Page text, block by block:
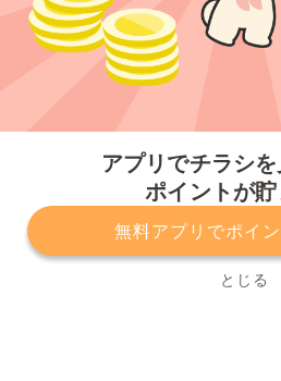
アプリでチラシ
ポイントが貯
無料アプリでポイ
とじる
プライバシーポリシー 利用
サービスに関してのお問い合わせ